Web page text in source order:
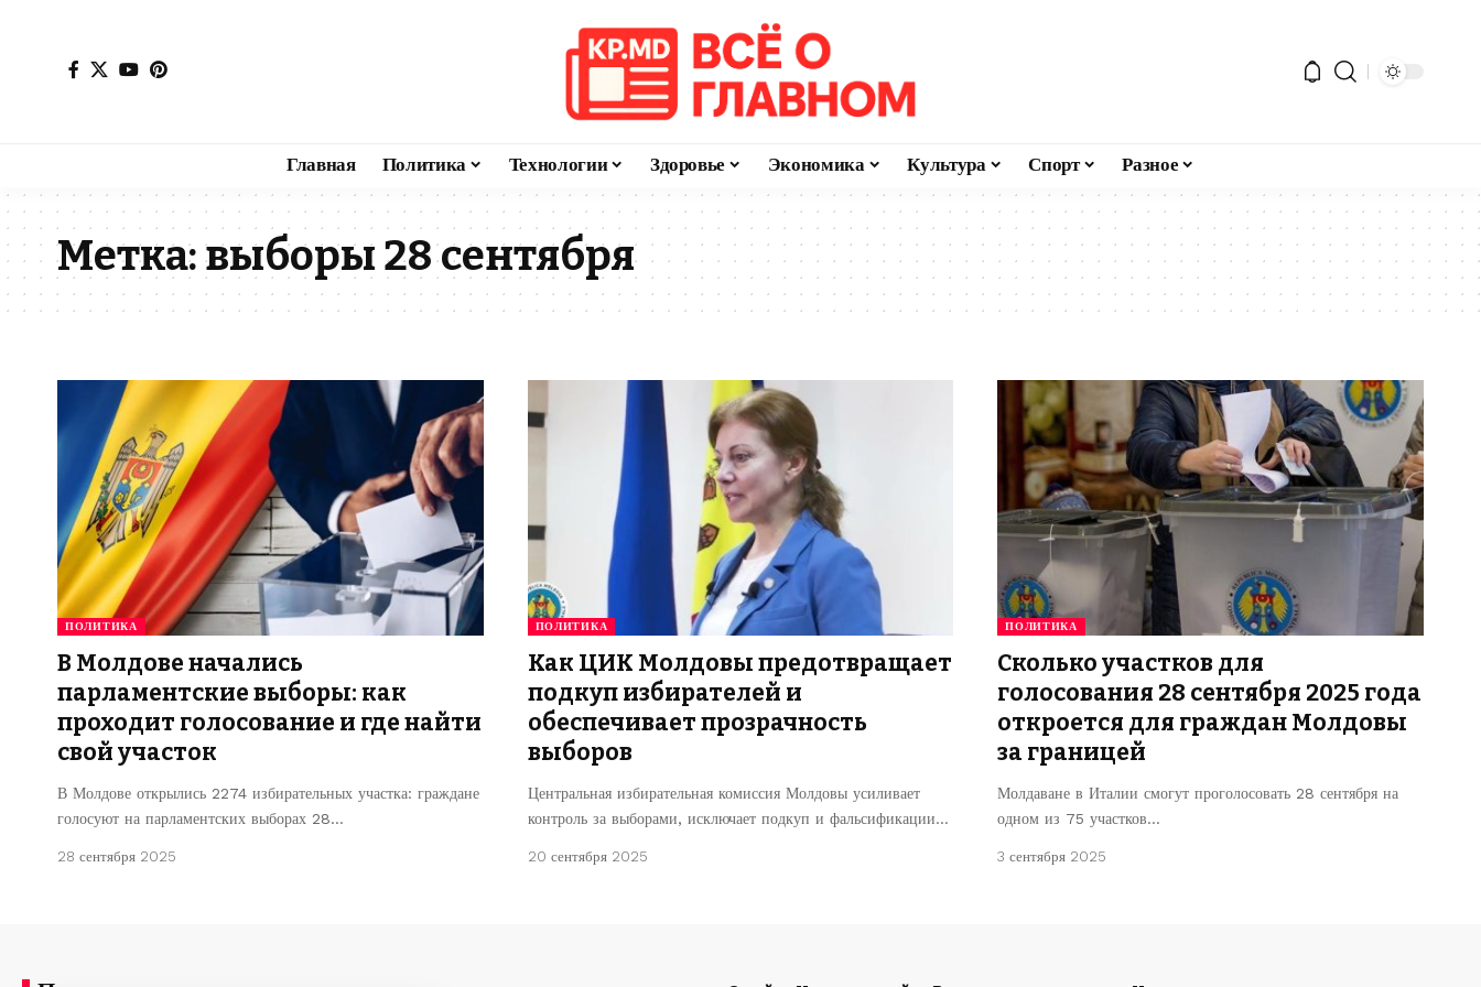
Главная Политика Технологии Здоровье Экономика Культура Спорт Разное
Метка:выборы 28 сентября
ПОЛИТИКА
В Молдове начались
парламентские выборы: как
проходит голосование и где найти
свой участок
В Молдове открылись 2274 избирательных участка: граждане
голосуют на парламентских выборах 28…
28 сентября 2025
ПОЛИТИКА
Как ЦИК Молдовы предотвращает
подкуп избирателей и
обеспечивает прозрачность
выборов
Центральная избирательная комиссия Молдовы усиливает
контроль за выборами, исключает подкуп и фальсификации…
20 сентября 2025
ПОЛИТИКА
Сколько участков для
голосования 28 сентября 2025 года
откроется для граждан Молдовы
за границей
Молдаване в Италии смогут проголосовать 28 сентября на
одном из 75 участков…
3 сентября 2025